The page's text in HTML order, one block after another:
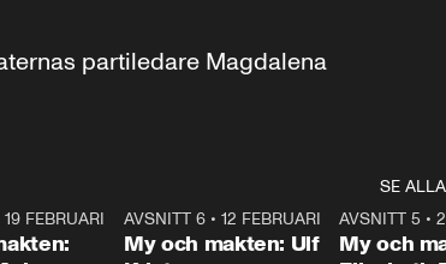
partiledare Magdalena
SE ALLA
24:30
19 FEBRUARI 27:30
AVSNITT 6 •12 FEBRUARI
My och makten: Ulf
AVSNITT 5 •
My och